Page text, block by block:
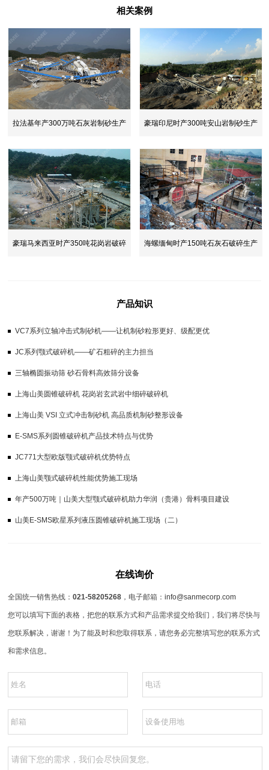
相关案例
拉法基年产300万吨石灰岩制砂生产 豪瑞印尼时产300吨安山岩制砂生产
豪瑞马来西亚时产350吨花岗岩破碎 海螺缅甸时产150吨石灰石破碎生产
产品知识
VC7系列立轴冲击式制砂机——让机制砂粒形更好、级配更优
JC系列颚式破碎机——矿石粗碎的主力担当
三轴椭圆振动筛 砂石骨料高效筛分设备
上海山美圆锥破碎机 花岗岩玄武岩中细碎破碎机
上海山美 VSI 立式冲击制砂机 高品质机制砂整形设备
E-SMS系列圆锥破碎机产品技术特点与优势
JC771大型欧版颚式破碎机优势特点
上海山美颚式破碎机性能优势施工现场
年产500万吨｜山美大型颚式破碎机助力华润（贵港）骨料项目建设
山美E-SMS欧星系列液压圆锥破碎机施工现场（二）
在线询价
全国统一销售热线：021-58205268 ，电子邮箱：info@sanmecorp.com
您可以填写下面的表格，把您的联系方式和产品需求提交给我们，我们将尽快与
您联系解决，谢谢！为了能及时和您取得联系，请您务必完整填写您的联系方式
和需求信息。